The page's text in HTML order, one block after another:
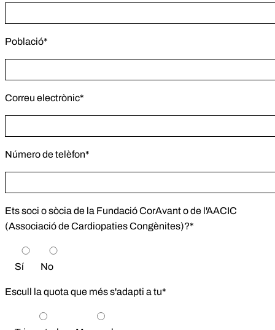
Població*
Correu electrònic*
Número de telèfon*
Ets soci o sòcia de la Fundació CorAvant o de l'AACIC
(Associació de Cardiopaties Congènites)?*
Sí No
Escull la quota que més s'adapti a tu*